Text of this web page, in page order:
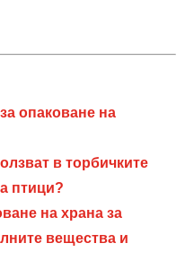
опаковане на
в торбичките
птици?
на храна за
вещества и